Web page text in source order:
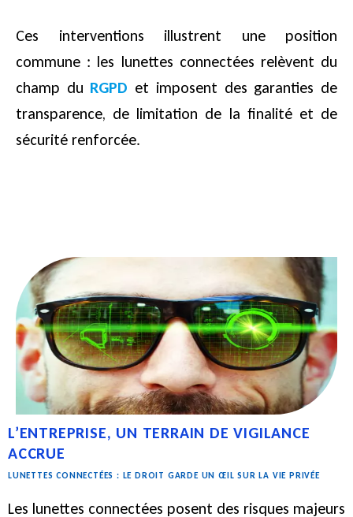
Ces interventions illustrent une position
commune : les lunettes connectées relèvent du
champ du RGPD et imposent des garanties de
transparence, de limitation de la finalité et de
sécurité renforcée.
L’ENTREPRISE, UN TERRAIN DE VIGILANCE
ACCRUE
LUNETTES CONNECTÉES : LE DROIT GARDE UN ŒIL SUR LA VIE PRIVÉE
Les lunettes connectées posent des risques majeurs